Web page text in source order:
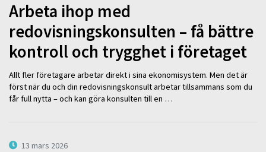
Arbeta ihop med
redovisningskonsulten – få bättre
kontroll och trygghet i företaget
Allt fler företagare arbetar direkt i sina ekonomisystem. Men det är
först när du och din redovisningskonsult arbetar tillsammans som du
får full nytta – och kan göra konsulten till en …
13 mars 2026